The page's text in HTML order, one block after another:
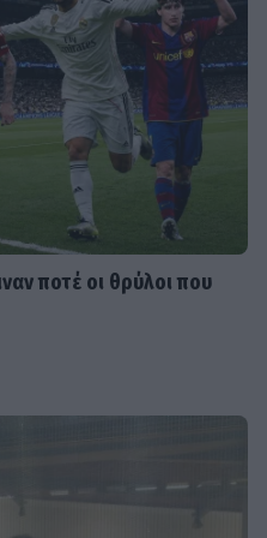
«Πόσο
ποτέ οι θρύλοι που